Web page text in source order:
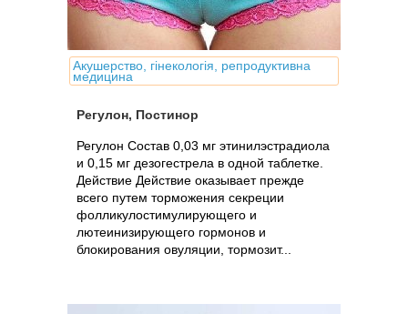
Акушерство, гінекологія, репродуктивна
медицина
Регулон, Постинор
Регулон Состав 0,03 мг этинилэстрадиола
и 0,15 мг дезогестрела в одной таблетке.
Действие Действие оказывает прежде
всего путем торможения секреции
фолликулостимулирующего и
лютеинизирующего гормонов и
блокирования овуляции, тормозит...